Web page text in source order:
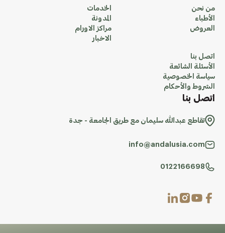
من نحن
الأطباء
العروض
الخدمات
المدونة
مراكز الاورام
الاخبار
اتصل بنا
الأسئلة الشائعة
سياسة الخصوصية
الشروط والأحكام
اتصل بنا
تقاطع عبدالله سليمان مع طريق الجامعة - جدة
info@andalusia.com
0122166698